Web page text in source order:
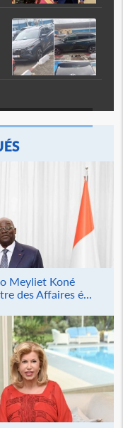
Meyliet Koné
des Affaires é...